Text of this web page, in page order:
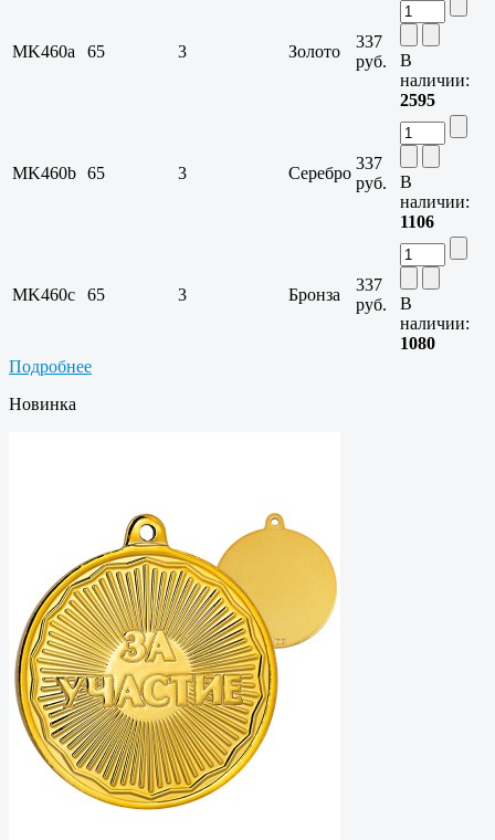
MK460a 65 3 Золото
337
руб.
В
наличии:
2595
MK460b 65 3 Серебро
337
руб.
В
наличии:
1106
MK460c 65 3 Бронза
337
руб.
В
наличии:
1080
Подробнее
Новинка